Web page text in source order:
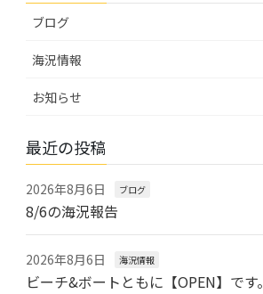
ブログ
海況情報
お知らせ
最近の投稿
2026年8月6日 ブログ
8/6の海況報告
2026年8月6日 海況情報
ビーチ&ボートともに【OPEN】です。